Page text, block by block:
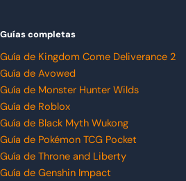
Guías completas
Guía de Kingdom Come Deliverance 2
Guía de Avowed
Guía de Monster Hunter Wilds
Guía de Roblox
Guía de Black Myth Wukong
Guía de Pokémon TCG Pocket
Guía de Throne and Liberty
Guía de Genshin Impact